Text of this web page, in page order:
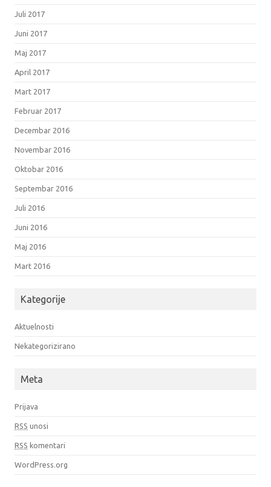
Juli 2017
Juni 2017
Maj 2017
April 2017
Mart 2017
Februar 2017
Decembar 2016
Novembar 2016
Oktobar 2016
Septembar 2016
Juli 2016
Juni 2016
Maj 2016
Mart 2016
Kategorije
Aktuelnosti
Nekategorizirano
Meta
Prijava
RSS unosi
RSS komentari
WordPress.org